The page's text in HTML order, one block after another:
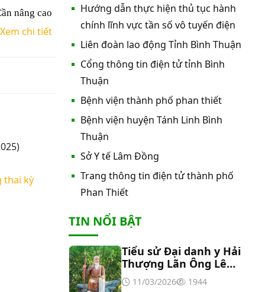
nâng cao
Xem chi tiết
thai kỳ
Thư mời báo giá sửa chữa máy
nước nóng tấm phẵng
Thư mời báo giá về việc In bìa hồ
sơ bệnh án, Sổ y bạ năm 2026
dịch vụ “Bảo hiểm cháy, nổ bắt
buộc năm 2026"
Thư mời báo giá về việc cung cấp
hàng hóa “Bóng đèn đo quang
phổ máy xét nghiệm sinh hóa
“Dịch vụ tháo dỡ, di dời và lắp đặt
máy X-Quang thường quy và kỹ
thuật số”
Thư mời báo giá về Màn hình led
phòng họp
Hướng dẫn thực hiện thủ tục hành
chính lĩnh vực tần số vô tuyến điện
Liên đoàn lao động Tỉnh Bình Thuận
Cổng thông tin điện tử tỉnh Bình
Thuận
Bệnh viện thành phố phan thiết
Bệnh viện huyện Tánh Linh Bình
Thuận
Sở Y tế Lâm Đồng
Trang thông tin điện tử thành phố
Phan Thiết
TIN NỔI BẬT
Tiểu sử Đại danh y Hải
Thượng Lãn Ông Lê
Hữu Trác
11/03/2026 1944